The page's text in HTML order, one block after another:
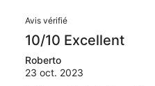
Avis
Avis vérifié
10/10 Excellent
Roberto
23 oct. 2023